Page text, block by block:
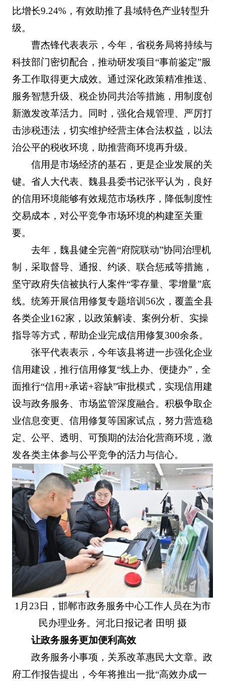
比增长9.24%，有效助推了县域特色产业转型升
级。
曹杰锋代表表示，今年，省税务局将持续与
科技部门密切配合，推动研发项目“事前鉴定”服
务工作取得更大成效。通过深化政策精准推送、
服务智慧升级、税企协同共治等措施，用制度创
新激发改革活力。同时，强化合规管理、严厉打
击涉税违法，切实维护经营主体合法权益，以法
治公平的税收环境，助推营商环境再升级。
信用是市场经济的基石，更是企业发展的关
键。省人大代表、魏县县委书记张平认为，良好
的信用环境能够有效规范市场秩序，降低制度性
交易成本，对公平竞争市场环境的构建至关重
要。
去年，魏县健全完善“府院联动”协同治理机
制，采取督导、通报、约谈、联合惩戒等措施，
坚守政府失信被执行人案件“零存量、零增量”底
线。统筹开展信用修复专题培训56次，覆盖全县
各类企业162家，以政策解读、案例分析、实操
指导等方式，帮助企业完成信用修复300余条。
张平代表表示，今年该县将进一步强化企业
信用建设，推行信用修复“线上办、便捷办”，全
面推行“信用+承诺+容缺”审批模式，实现信用建
设与政务服务、市场监管深度融合。积极争取企
业信息变更、信用修复等国家试点，努力营造稳
定、公平、透明、可预期的法治化营商环境，激
发各类主体参与公平竞争的活力与信心。
1月23日，邯郸市政务服务中心工作人员在为市
民办理业务。河北日报记者 田明 摄
让政务服务更加便利高效
政务服务小事项，关系改革惠民大文章。政
府工作报告提出，今年将推出一批“高效办成一